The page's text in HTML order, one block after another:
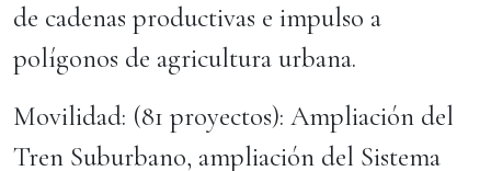
de cadenas productivas e impulso a
polígonos de agricultura urbana.
Movilidad: (81 proyectos): Ampliación del
Tren Suburbano, ampliación del Sistema